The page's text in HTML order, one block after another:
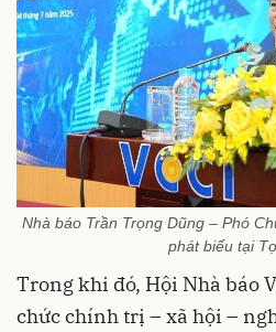
Nhà báo Trần Trọng Dũng – Phó
phát biểu tại
Trong khi đó, Hội Nhà báo
chức chính trị – xã hội –